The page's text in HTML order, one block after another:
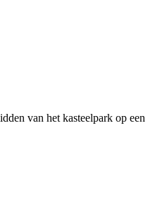
van het kasteelpark op een